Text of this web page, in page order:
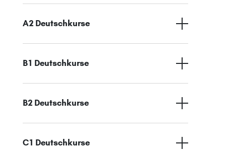
A2 Deutschkurse
B1 Deutschkurse
B2 Deutschkurse
C1 Deutschkurse